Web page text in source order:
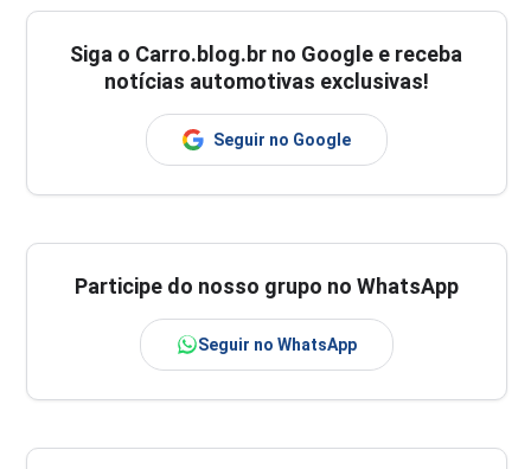
Siga o Carro.blog.br no Google e receba
notícias automotivas exclusivas!
Seguir no Google
Participe do nosso grupo no WhatsApp
Seguir no WhatsApp